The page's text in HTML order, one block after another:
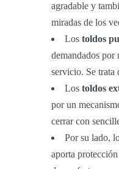
agradable y
miradas de los
Los toldos
demandados por
servicio. Se trata
Los toldos
por un
cerrar con
Por su lado,
aporta